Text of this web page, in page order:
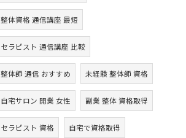
整体資格 通信講座 最短
セラピスト 通信講座 比較
整体師 通信 おすすめ 未経験 整体師 資格
自宅サロン 開業 女性 副業 整体 資格取得
セラピスト 資格 自宅で資格取得